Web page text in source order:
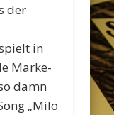
der
in
Marke-
damn
„Milo